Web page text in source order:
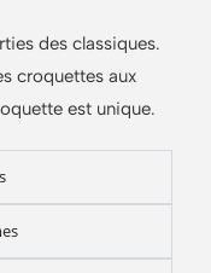
des classiques.
croquettes aux
est unique.